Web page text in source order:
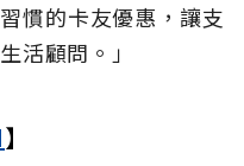
慣的卡友優惠，讓支
活顧問。」
】